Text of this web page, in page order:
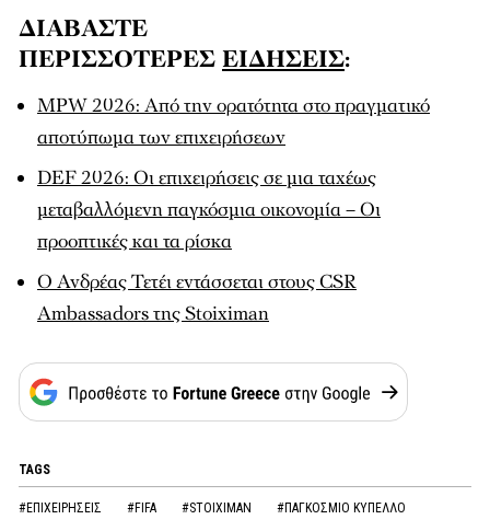
ΔΙΑΒΑΣΤΕ
ΠΕΡΙΣΣΟΤΕΡΕΣ ΕΙΔΗΣΕΙΣ:
MPW 2026: Από την ορατότητα στο πραγματικό
αποτύπωμα των επιχειρήσεων
DEF 2026: Οι επιχειρήσεις σε μια ταχέως
μεταβαλλόμενη παγκόσμια οικονομία – Οι
προοπτικές και τα ρίσκα
Ο Ανδρέας Τετέι εντάσσεται στους CSR
Ambassadors της Stoiximan
TAGS
#ΕΠΙΧΕΙΡΗΣΕΙΣ #FIFA #STOIXIMAN #ΠΑΓΚΟΣΜΙΟ ΚΥΠΕΛΛΟ